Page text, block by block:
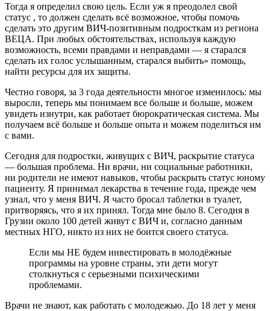
Тогда я определил свою цель. Если уж я преодолел свой
статус , то должен сделать всё возможное, чтобы помочь
сделать это другим ВИЧ-позитивным подросткам из региона
ВЕЦА. При любых обстоятельствах, используя каждую
возможность, всеми правдами и неправдами — я старался
сделать их голос услышанным, старался выбить» помощь,
найти ресурсы для их защиты.
Честно говоря, за 3 года деятельности многое изменилось: мы
выросли, теперь мы понимаем все больше и больше, можем
увидеть изнутри, как работает бюрократическая система. Мы
получаем всё больше и больше опыта и можем поделиться им
с вами.
Сегодня для подростки, живущих с ВИЧ, раскрытие статуса
— большая проблема. Ни врачи, ни социальные работники,
ни родители не имеют навыков, чтобы раскрыть статус юному
пациенту. Я принимал лекарства в течение года, прежде чем
узнал, что у меня ВИЧ. Я часто бросал таблетки в туалет,
притворяясь, что я их принял. Тогда мне было 8. Сегодня в
Грузии около 100 детей живут с ВИЧ и, согласно данным
местных НГО, никто из них не боится своего статуса.
Если мы НЕ будем инвестировать в молодёжные
программы на уровне страны, эти дети могут
столкнуться с серьезными психическими
проблемами.
Врачи не знают, как работать с молодежью. До 18 лет у меня